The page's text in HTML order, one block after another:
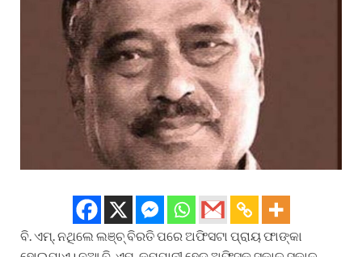
ବି. ଏମ୍. ନଥିଲେ ଲଞ୍ଚ୍ ବିରତି ପରେ ଅଫିସଟା ପ୍ରାୟ ଫାଙ୍କା